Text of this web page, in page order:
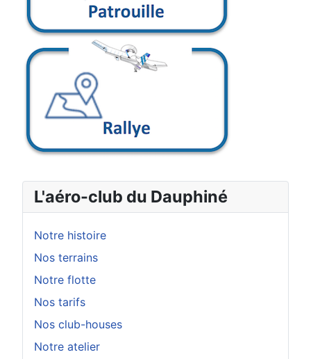
L'aéro-club du Dauphiné
Notre histoire
Nos terrains
Notre flotte
Nos tarifs
Nos club-houses
Notre atelier